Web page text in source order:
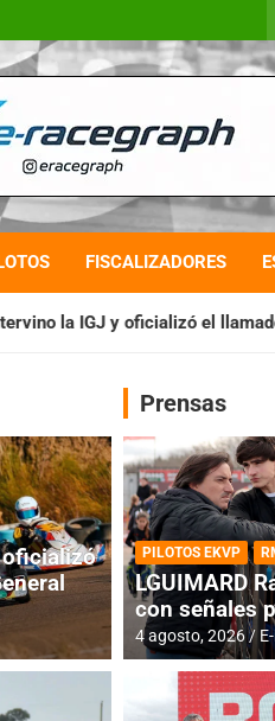
FISCALIZADORES
llamado a Asamblea General
oficializó
Prensas
PILOTOS EKVP
LGUIMARD
con señales
4 agosto, 2026